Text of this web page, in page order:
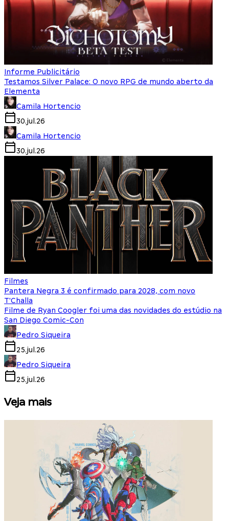
Informe Publicitário
Testamos Silver Palace: O novo RPG de mundo aberto da
Elementa
Camila Hortencio
30.jul.26
Camila Hortencio
30.jul.26
Filmes
Pantera Negra 3 é confirmado para 2028, com novo
T'Challa
Filme de Ryan Coogler foi uma das novidades do estúdio na
San Diego Comic-Con
Pedro Siqueira
25.jul.26
Pedro Siqueira
25.jul.26
Veja mais